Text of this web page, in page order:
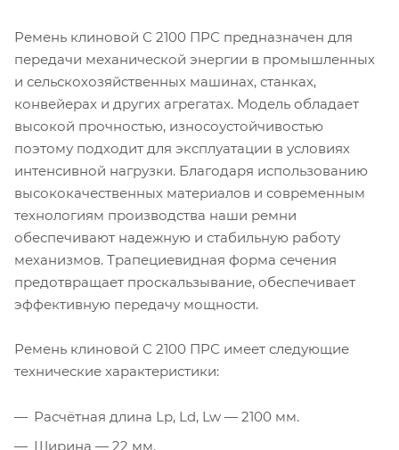
Ремень клиновой С 2100 ПРС предназначен для
передачи механической энергии в промышленных
и сельскохозяйственных машинах, станках,
конвейерах и других агрегатах. Модель обладает
высокой прочностью, износоустойчивостью
поэтому подходит для эксплуатации в условиях
интенсивной нагрузки. Благодаря использованию
высококачественных материалов и современным
технологиям производства наши ремни
обеспечивают надежную и стабильную работу
механизмов. Трапециевидная форма сечения
предотвращает проскальзывание, обеспечивает
эффективную передачу мощности.
Ремень клиновой С 2100 ПРС имеет следующие
технические характеристики:
Расчётная длина Lp, Ld, Lw — 2100 мм.
Ширина — 22 мм.